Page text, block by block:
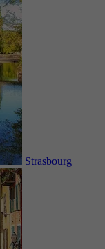
Strasbourg